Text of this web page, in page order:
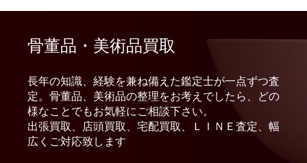
骨董品・美術品買取
長年の知識、経験を兼ね備えた鑑定士が一点ずつ査
定。骨董品、美術品の整理をお考えでしたら、どの
様なことでもお気軽にご相談下さい。
出張買取、店頭買取、宅配買取、ＬＩＮＥ査定、幅
広くご対応致します